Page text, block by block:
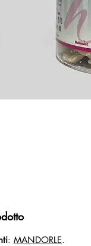
: MANDORLE.